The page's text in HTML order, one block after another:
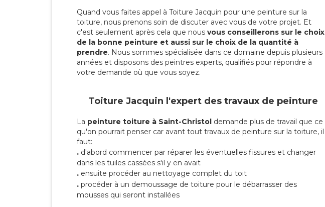
Quand vous faites appel à Toiture Jacquin pour une peinture sur la
toiture, nous prenons soin de discuter avec vous de votre projet. Et
c'est seulement après cela que nous vous conseillerons sur le choix
de la bonne peinture et aussi sur le choix de la quantité à
prendre. Nous sommes spécialisée dans ce domaine depuis plusieurs
années et disposons des peintres experts, qualifiés pour répondre à
votre demande où que vous soyez.
Toiture Jacquin l'expert des travaux de peinture
La peinture toiture à Saint-Christol demande plus de travail que ce
qu'on pourrait penser car avant tout travaux de peinture sur la toiture, il
faut:
. d'abord commencer par réparer les éventuelles fissures et changer
dans les tuiles cassées s'il y en avait
. ensuite procéder au nettoyage complet du toit
. procéder à un demoussage de toiture pour le débarrasser des
mousses qui seront installées